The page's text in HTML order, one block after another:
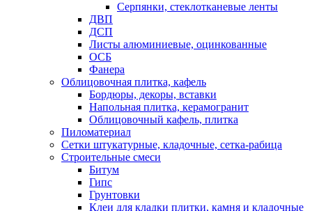
Серпянки, стеклотканевые ленты
ДВП
ДСП
Листы алюминиевые, оцинкованные
ОСБ
Фанера
Облицовочная плитка, кафель
Бордюры, декоры, вставки
Напольная плитка, керамогранит
Облицовочный кафель, плитка
Пиломатериал
Сетки штукатурные, кладочные, сетка-рабица
Строительные смеси
Битум
Гипс
Грунтовки
Клеи для кладки плитки, камня и кладочные